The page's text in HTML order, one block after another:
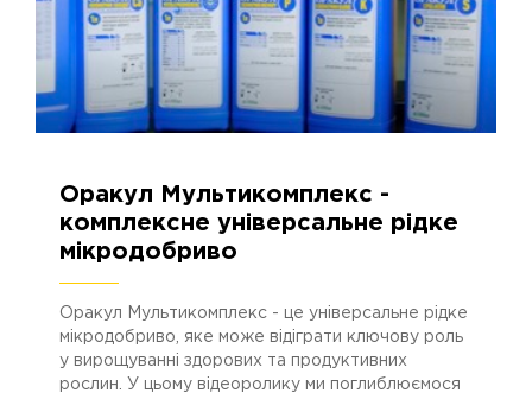
2704 18.07.2023
Оракул Мультикомплекс -
комплексне універсальне рідке
мікродобриво
Оракул Мультикомплекс - це універсальне рідке
мікродобриво, яке може відіграти ключову роль
у вирощуванні здорових та продуктивних
рослин. У цьому відеоролику ми поглиблюємося